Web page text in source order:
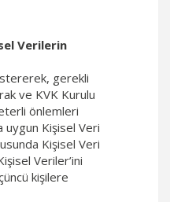
Verilerin
gerekli
ve KVK Kurulu
önlemleri
uygun Kişisel Veri
Kişisel Veri
Veriler’ini
kişilere